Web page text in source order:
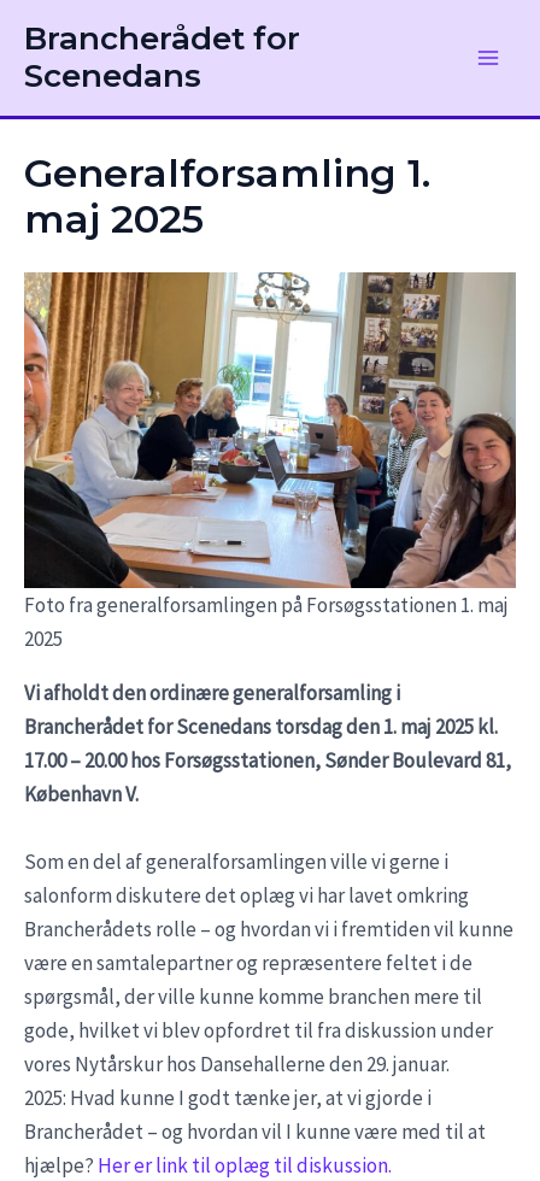
indholdet
Brancherådet for
Scenedans
Generalforsamling 1.
maj 2025
Foto fra generalforsamlingen på Forsøgsstationen 1. maj
2025
Vi afholdt den ordinære generalforsamling i
Brancherådet for Scenedans torsdag den 1. maj 2025 kl.
17.00 – 20.00 hos Forsøgsstationen, Sønder Boulevard 81,
København V.
Som en del af generalforsamlingen ville vi gerne i
salonform diskutere det oplæg vi har lavet omkring
Brancherådets rolle – og hvordan vi i fremtiden vil kunne
være en samtalepartner og repræsentere feltet i de
spørgsmål, der ville kunne komme branchen mere til
gode, hvilket vi blev opfordret til fra diskussion under
vores Nytårskur hos Dansehallerne den 29. januar.
2025: Hvad kunne I godt tænke jer, at vi gjorde i
Brancherådet – og hvordan vil I kunne være med til at
hjælpe? Her er link til oplæg til diskussion.